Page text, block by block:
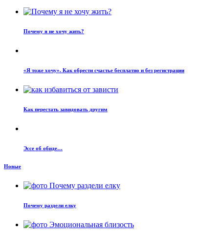
Почему я не хочу жить?
«Я тоже хочу». Как обрести счастье бесплатно и без регистрации
Как перестать завидовать другим
Эссе об обиде…
Новые
Почему раздели елку